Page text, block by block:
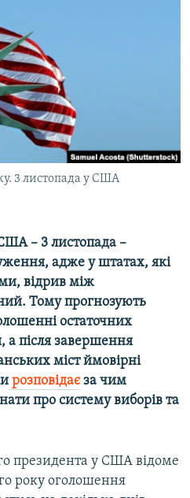
3 листопада у США
– 3 листопада –
адже у штатах, які
відрив між
Тому прогнозують
остаточних
а після завершення
міст ймовірні
розповідаєза чим
про систему виборів та
президента у США відоме
року оголошення